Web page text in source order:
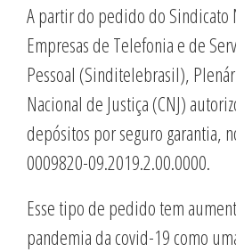
A partir do pedido do Sindicato
Empresas de Telefonia e de
Pessoal (Sinditelebrasil),
Nacional de Justiça (CNJ)
depósitos por seguro garantia,
0009820-09.2019.2.00.0000.
Esse tipo de pedido tem
pandemia da covid-19 como